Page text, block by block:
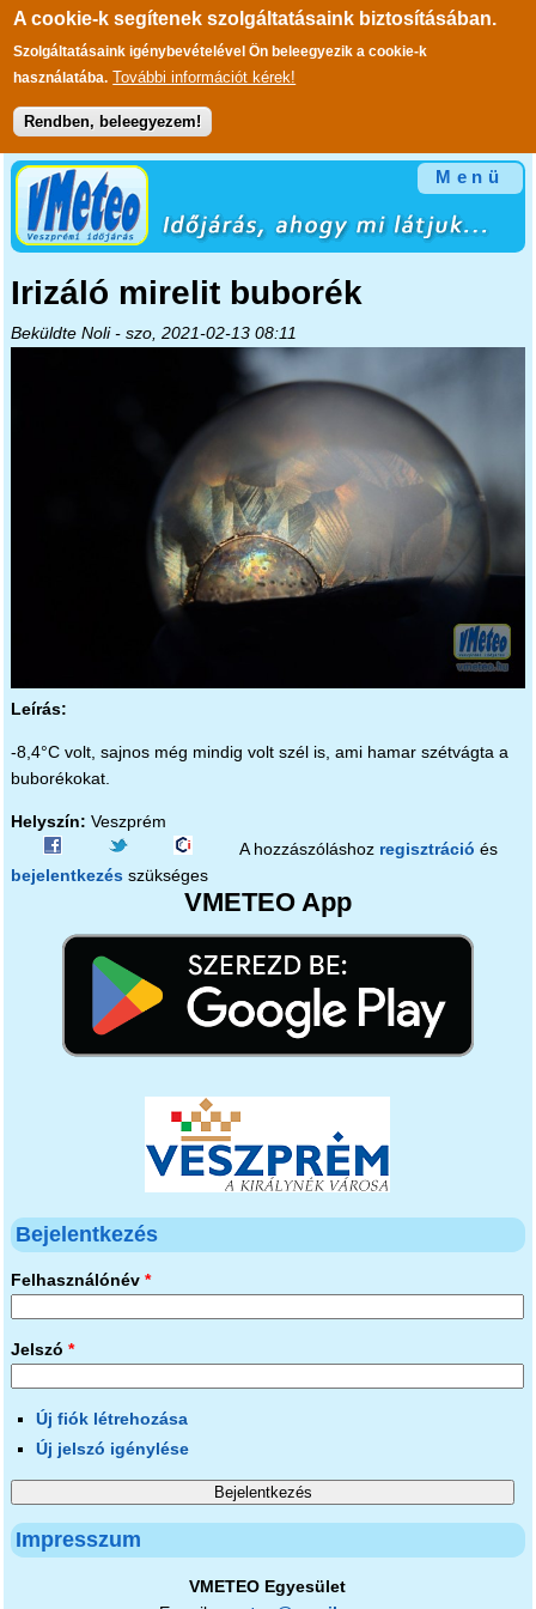
A cookie-k segítenek szolgáltatásaink biztosításában.
Szolgáltatásaink igénybevételével Ön beleegyezik a cookie-k
használatába. További információt kérek!
Rendben, beleegyezem!
Ugrás a tartalomra
Menü
Irizáló mirelit buborék
Beküldte Noli- szo, 2021-02-13 08:11
Leírás:
-8,4°C volt, sajnos még mindig volt szél is, ami hamar szétvágta a
buborékokat.
Helyszín: Veszprém
A hozzászóláshoz regisztráció és
bejelentkezés szükséges
VMETEO App
Bejelentkezés
Felhasználónév *
Jelszó *
Új fiók létrehozása
Új jelszó igénylése
Impresszum
VMETEO Egyesület